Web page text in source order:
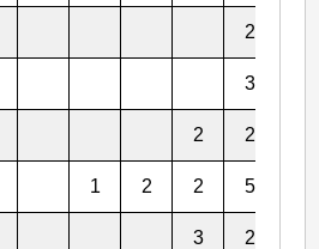
2
3
2 2
1 2 2 5
3 2